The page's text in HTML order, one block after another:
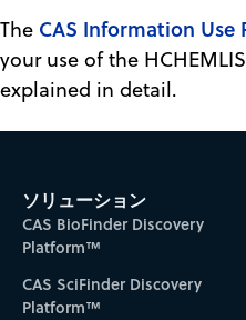
The CAS Information Use
your use of the
explained in detail.
ソリューション
CAS BioFinder Discovery
Platform™
CAS SciFinder Discovery
Platform™